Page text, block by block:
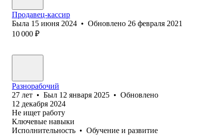
Продавец-кассир
Была 15 июня 2024 • Обновлено 26 февраля 2021
10 000 ₽
Разнорабочий
27 лет • Был 12 января 2025 • Обновлено
12 декабря 2024
Не ищет работу
Ключевые навыки
Исполнительность • Обучение и развитие